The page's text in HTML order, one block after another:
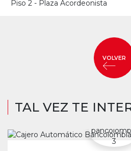
Piso 2 - Plaza Acordeonista
VOLVER
TAL VEZ TE